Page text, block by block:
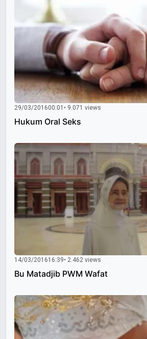
29/03/201600:01 • 9.071 views
Hukum Oral Seks
14/03/201616:39• 2.462 views
Bu Matadjib PWM Wafat